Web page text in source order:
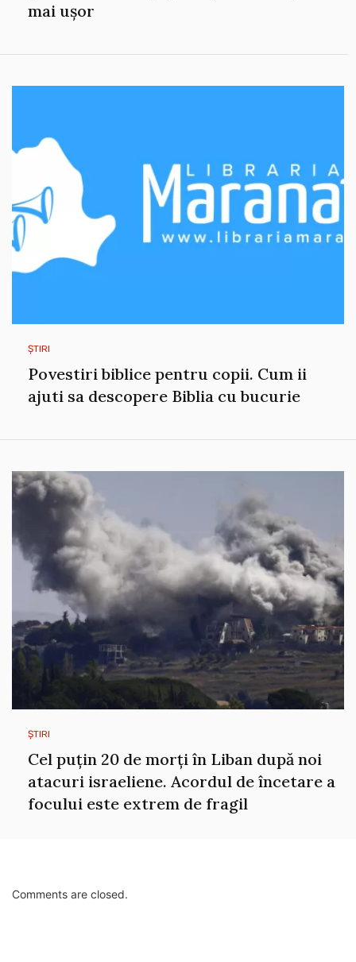
mai ușor
ȘTIRI
Povestiri biblice pentru copii. Cum ii
ajuti sa descopere Biblia cu bucurie
ȘTIRI
Cel puțin 20 de morți în Liban după noi
atacuri israeliene. Acordul de încetare a
focului este extrem de fragil
Comments are closed.